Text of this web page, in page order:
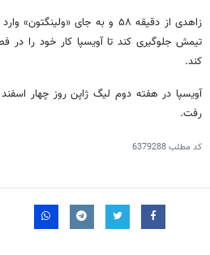
زاهدی از دقیقه ۵۸ و به جای
تیمش جلوگیری کند تا آویسپا کار خود را
کند.
آویسپا در هفته دوم لیگ ژاپن روز چهار اسفند
رفت.
کد مطلب6379288